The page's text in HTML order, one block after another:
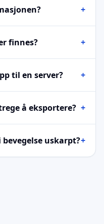
+
finnes? +
til en server? +
å eksportere? +
uskarpt?+